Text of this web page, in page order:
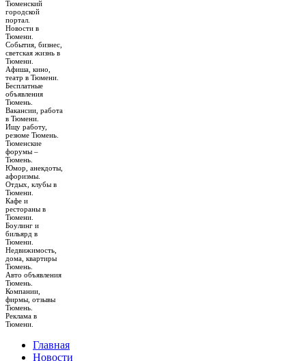
Тюменский
городской
портал.
Новости в
Тюмени.
События, бизнес,
светская жизнь в
Тюмени.
Афиша, кино,
театр в Тюмени.
Бесплатные
объявления
Тюмень.
Вакансии, работа
в Тюмени.
Ищу работу,
резюме Тюмень.
Тюменские
форумы –
Тюмень.
Юмор, анекдоты,
афоризмы.
Отдых, клубы в
Тюмени.
Кафе и
рестораны в
Тюмени.
Боулинг и
бильярд в
Тюмени.
Недвижимость,
дома, квартиры
Тюмень.
Авто объявления
Тюмень.
Компании,
фирмы, отзывы
Тюмень.
Реклама в
Тюмени.
Главная
Новости